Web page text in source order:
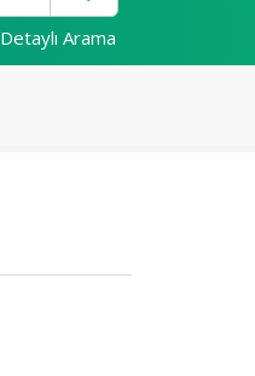
Detaylı Arama